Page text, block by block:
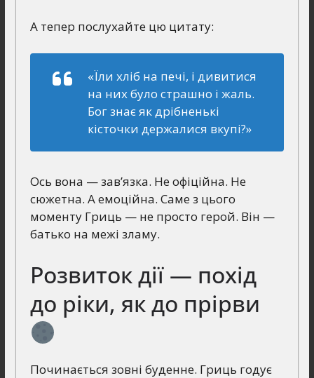
А тепер послухайте цю цитату:
«Їли хліб на печі, і дивитися
на них було страшно і жаль.
Бог знає як дрібненькі
кісточки держалися вкупі?»
Ось вона — зав’язка. Не офіційна. Не
сюжетна. А емоційна. Саме з цього
моменту Гриць — не просто герой. Він —
батько на межі зламу.
Розвиток дії — похід
до ріки, як до прірви
Починається зовні буденне. Гриць годує